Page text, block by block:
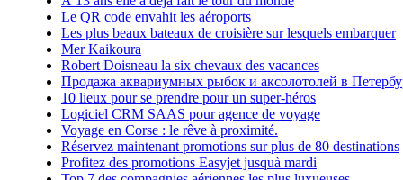
Le QR code envahit les aéroports
Les plus beaux bateaux de croisière sur lesquels embarquer
Mer Kaikoura
Robert Doisneau la six chevaux des vacances
Продажа аквариумных рыбок и аксолотолей в
10 lieux pour se prendre pour un super-héros
Logiciel CRM SAAS pour agence de voyage
Voyage en Corse : le rêve à proximité.
Réservez maintenant promotions sur plus de 80 destinations
Profitez des promotions Easyjet jusquà mardi